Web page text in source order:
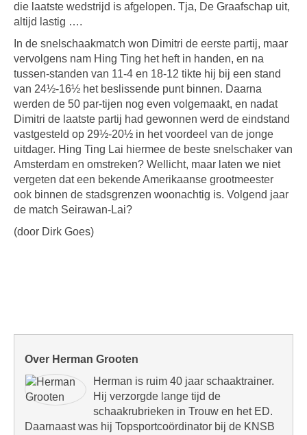
die laatste wedstrijd is afgelopen. Tja, De Graafschap uit,
altijd lastig ….
In de snelschaakmatch won Dimitri de eerste partij, maar
vervolgens nam Hing Ting het heft in handen, en na
tussen-standen van 11-4 en 18-12 tikte hij bij een stand
van 24½-16½ het beslissende punt binnen. Daarna
werden de 50 par-tijen nog even volgemaakt, en nadat
Dimitri de laatste partij had gewonnen werd de eindstand
vastgesteld op 29½-20½ in het voordeel van de jonge
uitdager. Hing Ting Lai hiermee de beste snelschaker van
Amsterdam en omstreken? Wellicht, maar laten we niet
vergeten dat een bekende Amerikaanse grootmeester
ook binnen de stadsgrenzen woonachtig is. Volgend jaar
de match Seirawan-Lai?
(door Dirk Goes)
Over Herman Grooten
Herman is ruim 40 jaar schaaktrainer.
Hij verzorgde lange tijd de
schaakrubrieken in Trouw en het ED.
Daarnaast was hij Topsportcoördinator bij de KNSB